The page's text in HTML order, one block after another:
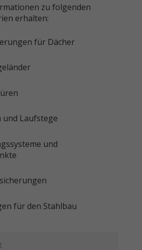
zu folgenden
erhalten:
für Dächer
Laufstege
und
für den Stahlbau